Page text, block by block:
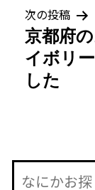
ゲ
ー
シ
ン
次の投稿
京都府
イボリ
した